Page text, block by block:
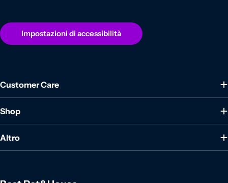
Impostazioni di accessibilità
Customer Care
Shop
Altro